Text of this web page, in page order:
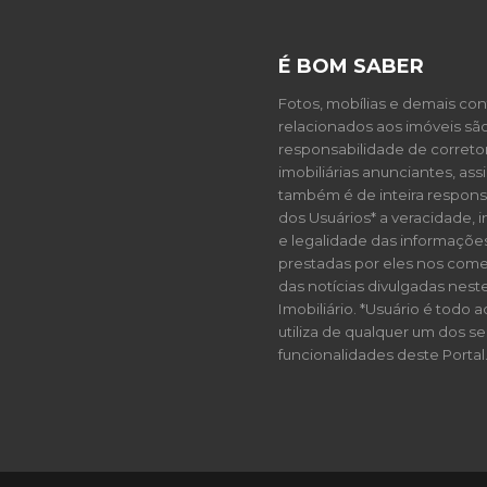
prontos, usados ou mesmo nos
principais lançamentos da cidade
Condicionado, Área de Serviço,
Armários, Box Blindex,
Churrasqueira, Iluminação, Piscina,
Sala de Estar, Sala de Jantar,
Varanda Gourmet, Ventilador de
Teto CARACTERÍSTICAS DO
CONDOMÍNIO: Aceita Pet,
Cameras de Seguranca, Cerca
Eletrica, Portaria: 24 hrs., Medidor
de Agua Individual, Portao
É BOM SABER
Fotos, mobílias e demais
relacionados aos imóveis
responsabilidade de
imobiliárias anunciantes,
também é de inteira
dos Usuários* a veracidade,
e legalidade das
prestadas por eles nos
das notícias divulgadas
Imobiliário. *Usuário é todo
utiliza de qualquer um dos
funcionalidades deste Portal.